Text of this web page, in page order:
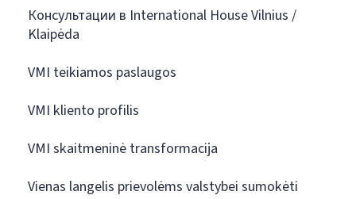
Консультации в International House Vilnius /
Klaipėda
VMI teikiamos paslaugos
VMI kliento profilis
VMI skaitmeninė transformacija
Vienas langelis prievolėms valstybei sumokėti